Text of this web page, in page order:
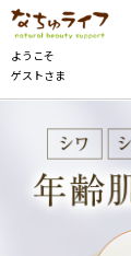
ようこそ
ゲストさま